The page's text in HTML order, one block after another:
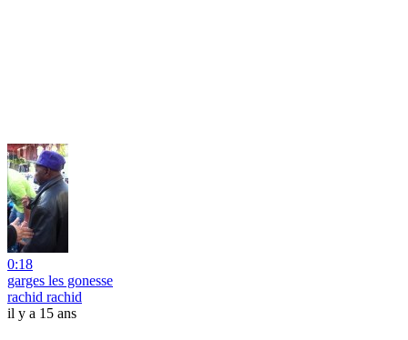
0:18
garges les gonesse
rachid rachid
il y a 15 ans